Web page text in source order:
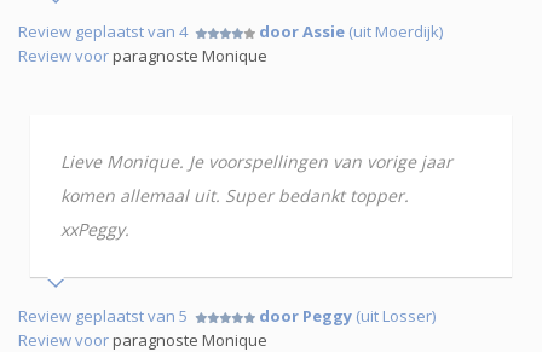
Review geplaatst van 4 door Assie (uit Moerdijk)
Review voorparagnoste Monique
Lieve Monique. Je voorspellingen van vorige jaar
komen allemaal uit. Super bedankt topper.
xxPeggy.
Review geplaatst van 5 door Peggy (uit Losser)
Review voorparagnoste Monique